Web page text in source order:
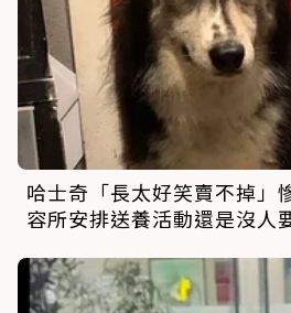
哈士奇「長太好笑賣不掉」
容所安排送養活動還是沒人